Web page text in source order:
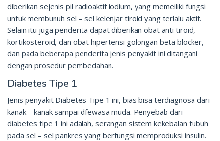
diberikan sejenis pil radioaktif iodium, yang memeiliki fungsi
untuk membunuh sel – sel kelenjar tiroid yang terlalu aktif.
Selain itu juga penderita dapat diberikan obat anti tiroid,
kortikosteroid, dan obat hipertensi golongan beta blocker,
dan pada beberapa penderita jenis penyakit ini ditangani
dengan prosedur pembedahan.
Diabetes Tipe 1
Jenis penyakit Diabetes Tipe 1 ini, bias bisa terdiagnosa dari
kanak – kanak sampai dfewasa muda. Penyebab dari
diabetes tipe 1 ini adalah, serangan sistem kekebalan tubuh
pada sel – sel pankres yang berfungsi memproduksi insulin.